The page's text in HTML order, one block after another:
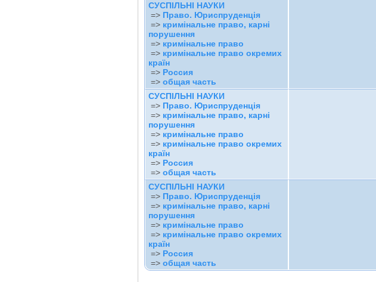
СУСПІЛЬНІ НАУКИ
=> Право. Юриспруденція
=> кримінальне право, карні
порушення
=> кримінальне право
=> кримінальне право окремих
країн
=> Россия
=> общая часть
СУСПІЛЬНІ НАУКИ
=> Право. Юриспруденція
=> кримінальне право, карні
порушення
=> кримінальне право
=> кримінальне право окремих
країн
=> Россия
=> общая часть
СУСПІЛЬНІ НАУКИ
=> Право. Юриспруденція
=> кримінальне право, карні
порушення
=> кримінальне право
=> кримінальне право окремих
країн
=> Россия
=> общая часть